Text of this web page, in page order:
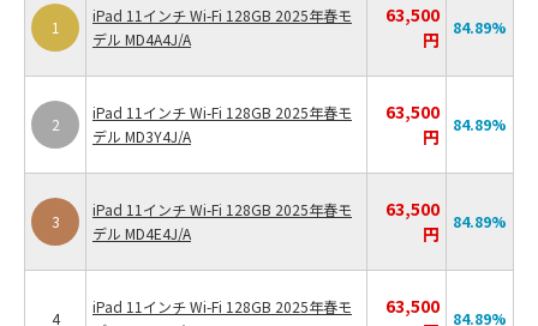
1
iPad 11インチ Wi-Fi 128GB 2025年春モ
デル MD4A4J/A
63,500
円
84.89%
2
iPad 11インチ Wi-Fi 128GB 2025年春モ
デル MD3Y4J/A
63,500
円
84.89%
3
iPad 11インチ Wi-Fi 128GB 2025年春モ
デル MD4E4J/A
63,500
円
84.89%
4
iPad 11インチ Wi-Fi 128GB 2025年春モ
63,500
84.89%